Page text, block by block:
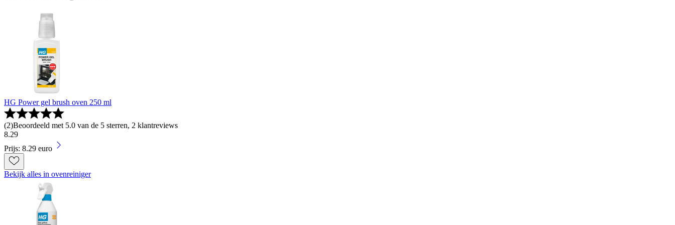
HG Power gel brush oven 250 ml
(2)Beoordeeld met 5.0 van de 5 sterren, 2 klantreviews
8.29
Prijs: 8.29 euro
Bekijk alles in ovenreiniger